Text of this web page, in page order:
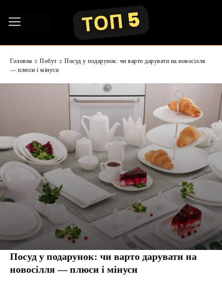
Головна Побут
Посуд у подарунок: чи варто дарувати на новосілля
— плюси і мінуси
Посуд у подарунок: чи варто дарувати на
новосілля — плюси і мінуси